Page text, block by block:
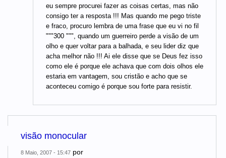
eu sempre procurei fazer as coisas certas, mas não
consigo ter a resposta !!! Mas quando me pego triste
e fraco, procuro lembra de uma frase que eu vi no fil
"""300 """, quando um guerreiro perde a visão de um
olho e quer voltar para a balhada, e seu lider diz que
acha melhor não !!! Ai ele disse que se Deus fez isso
como ele é porque ele achava que com dois olhos ele
estaria em vantagem, sou cristão e acho que se
aconteceu comigo é porque sou forte para resistir.
visão monocular
8 Maio, 2007 - 15:47 por